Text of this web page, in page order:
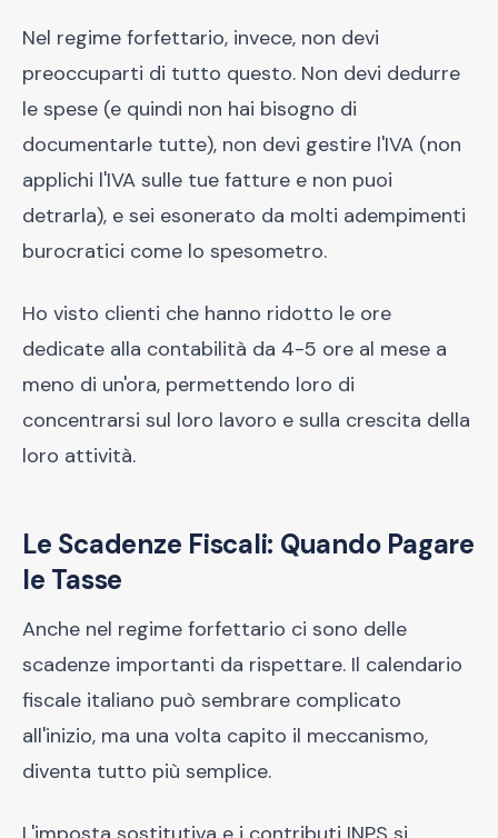
Nel regime forfettario, invece, non devi
preoccuparti di tutto questo. Non devi dedurre
le spese (e quindi non hai bisogno di
documentarle tutte), non devi gestire l'IVA (non
applichi l'IVA sulle tue fatture e non puoi
detrarla), e sei esonerato da molti adempimenti
burocratici come lo spesometro.
Ho visto clienti che hanno ridotto le ore
dedicate alla contabilità da 4-5 ore al mese a
meno di un'ora, permettendo loro di
concentrarsi sul loro lavoro e sulla crescita della
loro attività.
Le Scadenze Fiscali: Quando Pagare
le Tasse
Anche nel regime forfettario ci sono delle
scadenze importanti da rispettare. Il calendario
fiscale italiano può sembrare complicato
all'inizio, ma una volta capito il meccanismo,
diventa tutto più semplice.